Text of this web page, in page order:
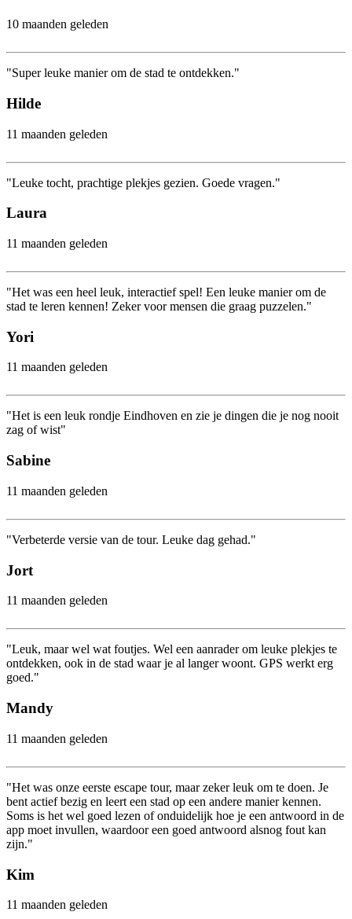
10 maanden geleden
"Super leuke manier om de stad te ontdekken."
Hilde
11 maanden geleden
"Leuke tocht, prachtige plekjes gezien. Goede vragen."
Laura
11 maanden geleden
"Het was een heel leuk, interactief spel! Een leuke manier om de
stad te leren kennen! Zeker voor mensen die graag puzzelen."
Yori
11 maanden geleden
"Het is een leuk rondje Eindhoven en zie je dingen die je nog nooit
zag of wist"
Sabine
11 maanden geleden
"Verbeterde versie van de tour. Leuke dag gehad."
Jort
11 maanden geleden
"Leuk, maar wel wat foutjes. Wel een aanrader om leuke plekjes te
ontdekken, ook in de stad waar je al langer woont. GPS werkt erg
goed."
Mandy
11 maanden geleden
"Het was onze eerste escape tour, maar zeker leuk om te doen. Je
bent actief bezig en leert een stad op een andere manier kennen.
Soms is het wel goed lezen of onduidelijk hoe je een antwoord in de
app moet invullen, waardoor een goed antwoord alsnog fout kan
zijn."
Kim
11 maanden geleden